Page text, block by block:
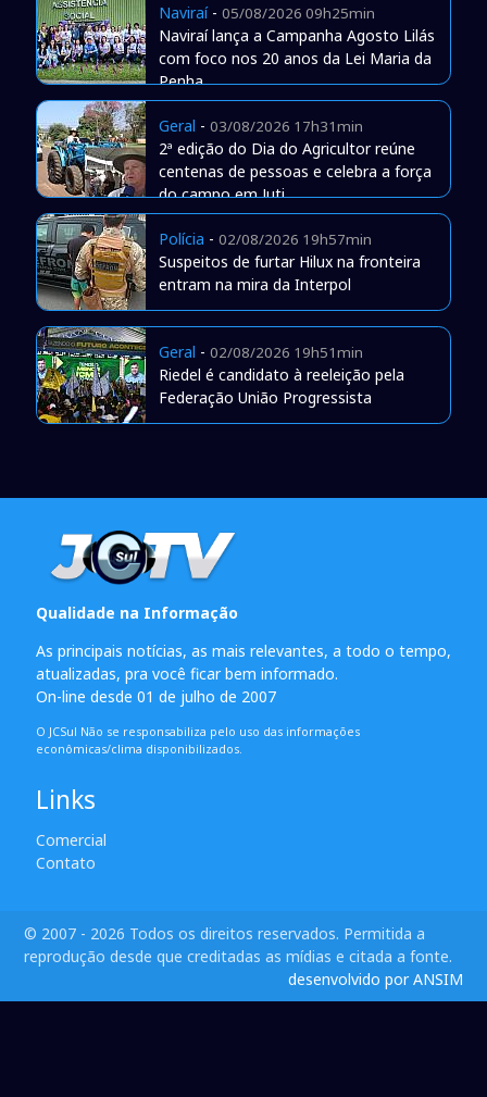
Naviraí- 05/08/2026 09h25min
Naviraí lança a Campanha Agosto Lilás
com foco nos 20 anos da Lei Maria da
Penha
Geral - 03/08/2026 17h31min
2ª edição do Dia do Agricultor reúne
centenas de pessoas e celebra a força
do campo em Juti
Polícia - 02/08/2026 19h57min
Suspeitos de furtar Hilux na fronteira
entram na mira da Interpol
Geral - 02/08/2026 19h51min
Riedel é candidato à reeleição pela
Federação União Progressista
Qualidade na Informação
As principais notícias, as mais relevantes, a todo o tempo,
atualizadas, pra você ficar bem informado.
On-line desde 01 de julho de 2007
O JCSul Não se responsabiliza pelo uso das informações
econômicas/clima disponibilizados.
Links
Comercial
Contato
© 2007 - 2026 Todos os direitos reservados. Permitida a
reprodução desde que creditadas as mídias e citada a fonte.
desenvolvido por ANSIM